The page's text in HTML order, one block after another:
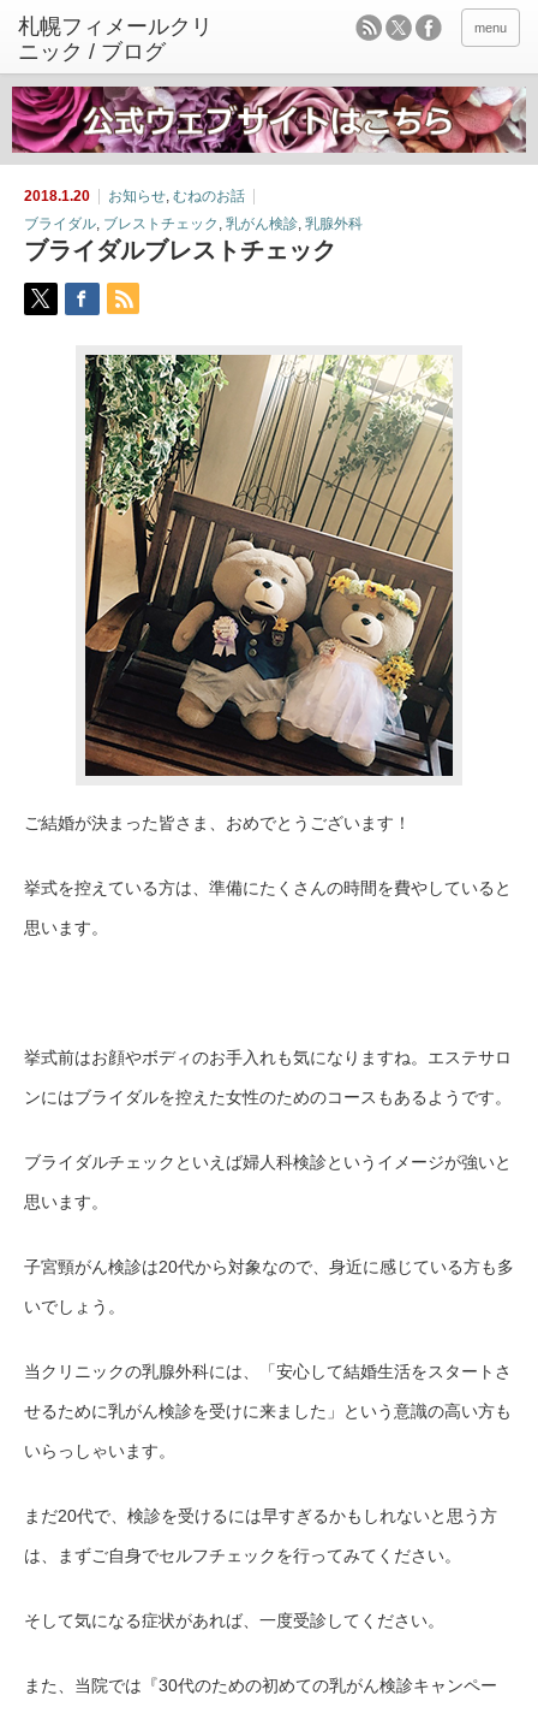
menu
2018.1.20 お知らせ, むねのお話
ブライダル, ブレストチェック , 乳がん検診, 乳腺外科
ブライダルブレストチェック
ご結婚が決まった皆さま、おめでとうございます！
挙式を控えている方は、準備にたくさんの時間を費やしていると
思います。
挙式前はお顔やボディのお手入れも気になりますね。エステサロ
ンにはブライダルを控えた女性のためのコースもあるようです。
ブライダルチェックといえば婦人科検診というイメージが強いと
思います。
子宮頸がん検診は20代から対象なので、身近に感じている方も多
いでしょう。
当クリニックの乳腺外科には、「安心して結婚生活をスタートさ
せるために乳がん検診を受けに来ました」という意識の高い方も
いらっしゃいます。
まだ20代で、検診を受けるには早すぎるかもしれないと思う方
は、まずご自身でセルフチェックを行ってみてください。
そして気になる症状があれば、一度受診してください。
また、当院では『30代のための初めての乳がん検診キャンペー